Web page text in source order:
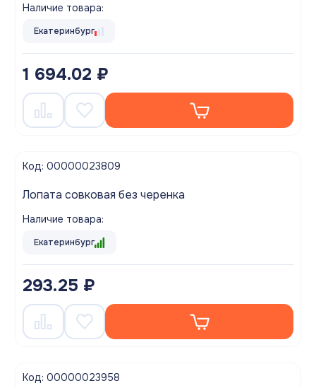
Наличие товара:
Екатеринбург
1 694.02 ₽
Код: 00000023809
Лопата совковая без черенка
Наличие товара:
Екатеринбург
293.25 ₽
Код: 00000023958